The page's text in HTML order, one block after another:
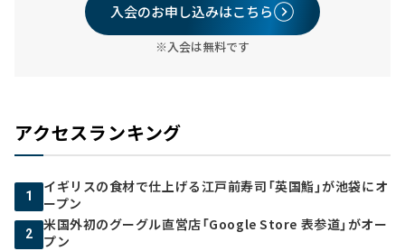
入会のお申し込みはこちら
※入会は無料です
アクセスランキング
1
イギリスの食材で仕上げる江戸前寿司「英国鮨」が池袋にオ
ープン
2
米国外初のグーグル直営店「Google Store 表参道」がオー
プン